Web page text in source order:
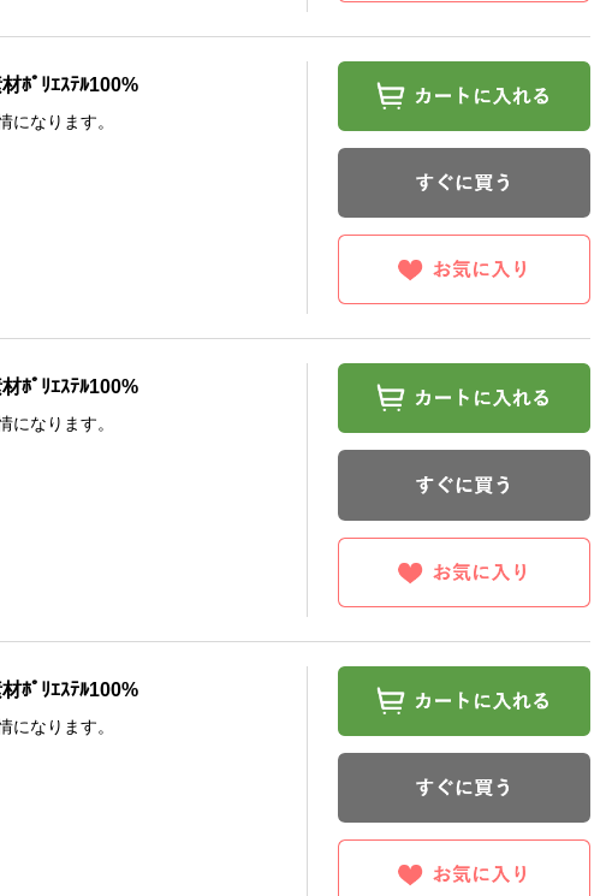
ﾎﾟﾘｴｽﾃﾙ100%
になります。
ﾎﾟﾘｴｽﾃﾙ100%
になります。
ﾎﾟﾘｴｽﾃﾙ100%
になります。